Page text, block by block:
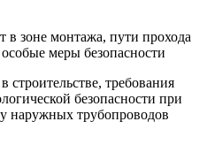
в зоне монтажа, пути прохода
меры безопасности
строительстве, требования
безопасности при
наружных трубопроводов